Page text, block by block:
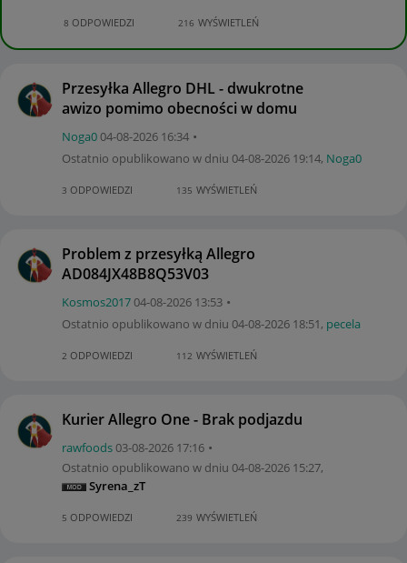
8 ODPOWIEDZI 216 WYŚWIETLEŃ
Przesyłka Allegro DHL - dwukrotne
awizo pomimo obecności w domu
Noga0‎04-08-2026 16:34
Ostatnio opublikowano w dniu ‎04-08-2026 19:14, Noga0
3 ODPOWIEDZI 135 WYŚWIETLEŃ
Problem z przesyłką Allegro
AD084JX48B8Q53V03
Kosmos2017‎04-08-2026 13:53
Ostatnio opublikowano w dniu ‎04-08-2026 18:51, pecela
2 ODPOWIEDZI 112 WYŚWIETLEŃ
Kurier Allegro One - Brak podjazdu
rawfoods‎03-08-2026 17:16
Ostatnio opublikowano w dniu ‎04-08-2026 15:27,
Syrena_zT
5 ODPOWIEDZI 239 WYŚWIETLEŃ